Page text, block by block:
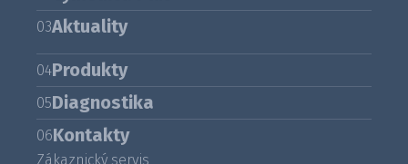
03Aktuality
04Produkty
05Diagnostika
06Kontakty
Zákaznický servis